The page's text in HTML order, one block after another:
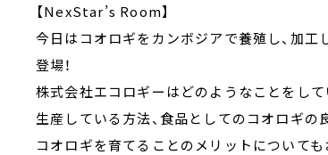
【NexStar’s Room】
今日はコオロギをカンボジアで養殖し、加工
登場！
株式会社エコロギーはどのようなことをし
生産している方法、食品としてのコオロギの
コオロギを育てることのメリットについても